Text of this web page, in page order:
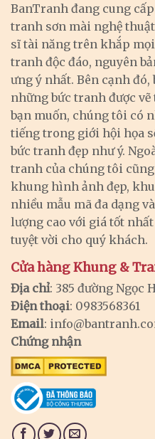
BanTranh đang cung
tranh sơn mài nghệ
sĩ tài năng trên khắp
tranh độc đáo, nguyên
ưng ý nhất. Bên cạnh đó,
những bức tranh được
bạn muốn, chúng tôi có
tiếng trong giới hội họa
bức tranh đẹp như ý.
tranh của chúng tôi
khung hình ảnh đẹp,
nhiều mẫu mã đa dạng
lượng cao với giá tốt
tuyệt vời cho quý khách.
Cửa hàng Khung &
Địa chỉ: 385 đường Ngọc
Điện thoại: 0983568361
Email:
Chứng nhận